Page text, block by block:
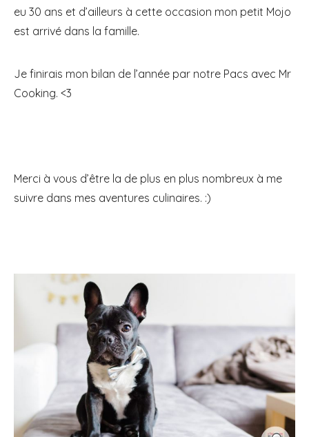
eu 30 ans et d’ailleurs à cette occasion mon petit Mojo
est arrivé dans la famille.
Je finirais mon bilan de l’année par notre Pacs avec Mr
Cooking. <3
Merci à vous d’être la de plus en plus nombreux à me
suivre dans mes aventures culinaires. :)